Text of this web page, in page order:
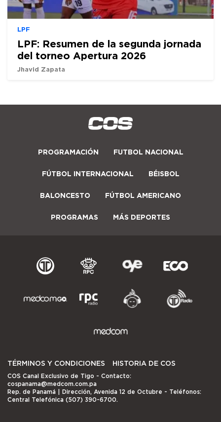
LPF
LPF: Resumen de la segunda jornada
del torneo Apertura 2026
Jhavid Zapata
PROGRAMACIÓN FUTBOL NACIONAL
FÚTBOL INTERNACIONAL BÉISBOL
BALONCESTO FÚTBOL AMERICANO
PROGRAMAS MÁS DEPORTES
TÉRMINOS Y CONDICIONES HISTORIA DE COS
COS Canal Exclusivo de Tigo - Contacto:
cospanama@medcom.com.pa
Rep. de Panamá | Dirección, Avenida 12 de Octubre - Teléfonos:
Central Telefónica (507) 390-6700.